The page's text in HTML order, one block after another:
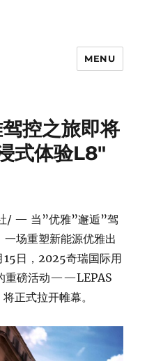
MENU
控之旅即将
式体验L8″
/ — 当”优雅”邂逅”驾
场重塑新能源优雅出
15日，2025奇瑞国际用
重磅活动——LEPAS
正式拉开帷幕。